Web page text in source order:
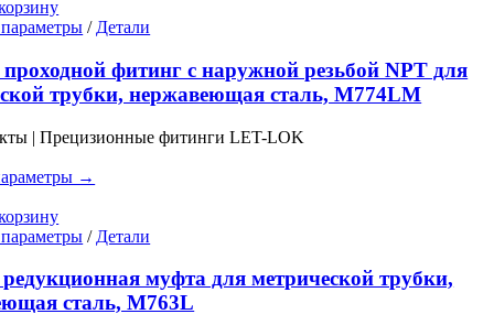
странице
товара.
Этот
имеет
несколько
вариаций.
можно
на
/ Детали
фитинг с наружной резьбой NPT для
трубки, нержавеющая сталь, M774LM
| Прецизионные фитинги LET-LOK
→
Этот
имеет
несколько
вариаций.
/ Детали
муфта для метрической трубки,
сталь, M763L